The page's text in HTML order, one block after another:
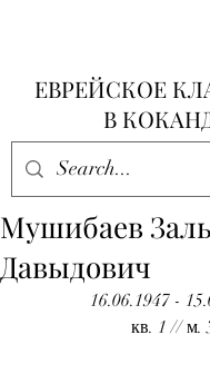
ЕВРЕЙСКОЕ
В
Мушибаев
Давыдович
16.06.1947 -
кв. 1 // м.